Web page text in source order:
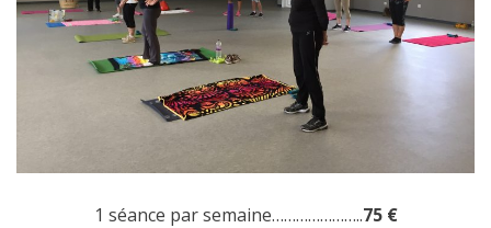
1 séance par semaine…………………..75 €